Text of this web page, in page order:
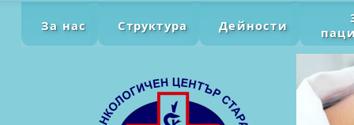
За нас Структура Дейности